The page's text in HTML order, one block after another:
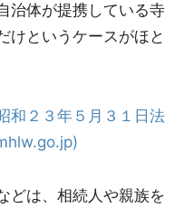
治体が提携している寺
けというケースがほと
和２３年５月３１日法
どは、相続人や親族を